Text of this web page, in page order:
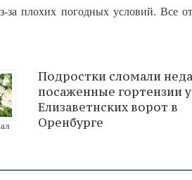
за плохих погодных условий. Все
Подростки сломали
посаженные гортензии у
Елизаветнских ворот в
Оренбурге